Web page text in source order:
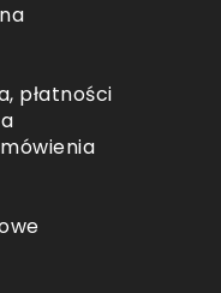
płatności